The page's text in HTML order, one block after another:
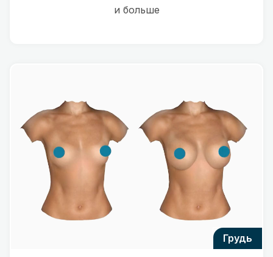
и больше
грудь